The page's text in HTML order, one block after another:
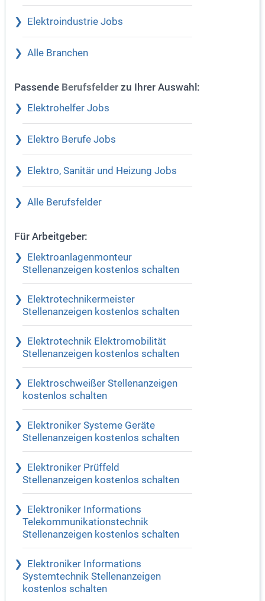
Elektroindustrie Jobs
Alle Branchen
Passende Berufsfelder zu Ihrer Auswahl:
Elektrohelfer Jobs
Elektro Berufe Jobs
Elektro, Sanitär und Heizung Jobs
Alle Berufsfelder
Für Arbeitgeber:
Elektroanlagenmonteur
Stellenanzeigen kostenlos schalten
Elektrotechnikermeister
Stellenanzeigen kostenlos schalten
Elektrotechnik Elektromobilität
Stellenanzeigen kostenlos schalten
Elektroschweißer Stellenanzeigen
kostenlos schalten
Elektroniker Systeme Geräte
Stellenanzeigen kostenlos schalten
Elektroniker Prüffeld
Stellenanzeigen kostenlos schalten
Elektroniker Informations
Telekommunikationstechnik
Stellenanzeigen kostenlos schalten
Elektroniker Informations
Systemtechnik Stellenanzeigen
kostenlos schalten